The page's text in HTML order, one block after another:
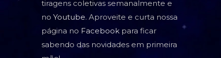
tiragens coletivas semanalmente e
no Youtube. Aproveite e curta nossa
página no Facebook para ficar
sabendo das novidades em primeira